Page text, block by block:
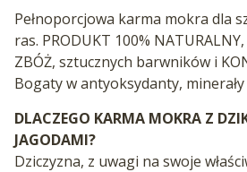
Pełnoporcjowa karma mokra dla
ras. PRODUKT 100%
ZBÓŻ, sztucznych barwników i
Bogaty w antyoksydanty, minerały
DLACZEGO KARMA MOKRA Z
JAGODAMI?
Dziczyzna, z uwagi na swoje